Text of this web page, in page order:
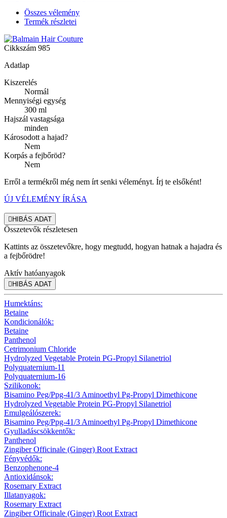
Összes vélemény
Termék részletei
Cikkszám 985
Adatlap
Kiszerelés
Normál
Mennyiségi egység
300 ml
Hajszál vastagsága
minden
Károsodott a hajad?
Nem
Korpás a fejbőröd?
Nem
Erről a termékről még nem írt senki véleményt. Írj te elsőként!
ÚJ VÉLEMÉNY ÍRÁSA
HIBÁS ADAT
Összetevők részletesen
Kattints az összetevőkre, hogy megtudd, hogyan hatnak a hajadra és
a fejbőrödre!
Aktív hatóanyagok
HIBÁS ADAT
Humektáns:
Betaine
Kondicionálók:
Betaine
Panthenol
Cetrimonium Chloride
Hydrolyzed Vegetable Protein PG-Propyl Silanetriol
Polyquaternium-11
Polyquaternium-16
Szilikonok:
Bisamino Peg/Ppg-41/3 Aminoethyl Pg-Propyl Dimethicone
Hydrolyzed Vegetable Protein PG-Propyl Silanetriol
Emulgeálószerek:
Bisamino Peg/Ppg-41/3 Aminoethyl Pg-Propyl Dimethicone
Gyulladáscsökkentők:
Panthenol
Zingiber Officinale (Ginger) Root Extract
Fényvédők:
Benzophenone-4
Antioxidánsok:
Rosemary Extract
Illatanyagok:
Rosemary Extract
Zingiber Officinale (Ginger) Root Extract